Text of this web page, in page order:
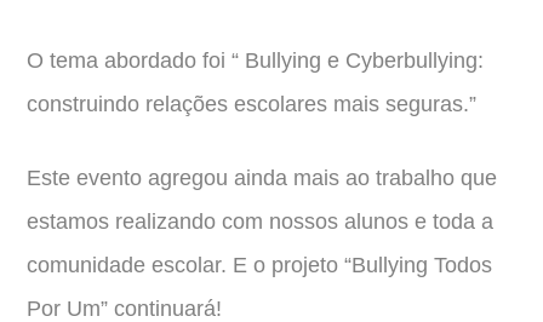
O tema abordado foi “ Bullying e Cyberbullying:
construindo relações escolares mais seguras.”
Este evento agregou ainda mais ao trabalho que
estamos realizando com nossos alunos e toda a
comunidade escolar. E o projeto “Bullying Todos
Por Um” continuará!